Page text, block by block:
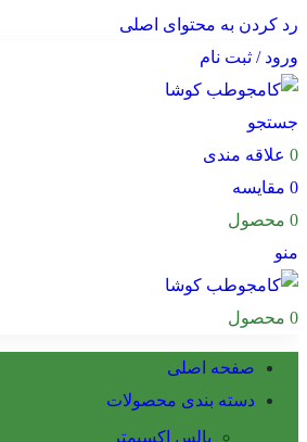
رد کردن به محتوای اصلی
ورود / ثبت نام
جستجو
0 علاقه مندی
0 مقایسه
0 محصول
منو
0 محصول
صفحه اصلی
دسته بندی محصولات
پالس اکسیمتر